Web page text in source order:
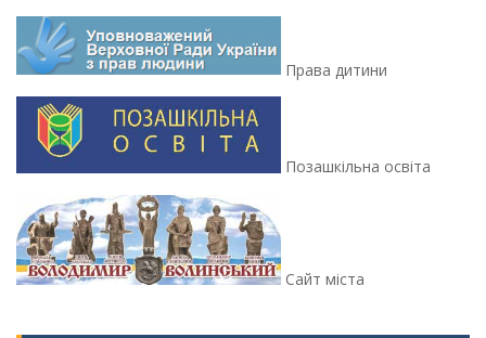
Права дитини
Позашкільна освіта
Сайт міста